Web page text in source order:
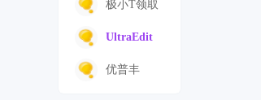
极小T领取
UltraEdit
免费用
优普丰